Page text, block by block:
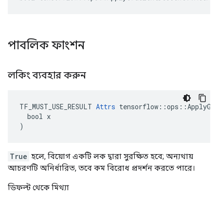
পাবলিক ফাংশন
লকিং ব্যবহার করুন
TF_MUST_USE_RESULT Attrs
  bool x
)
True হলে, বিয়োগ একটি লক দ্বারা সুরক্ষিত হবে; অন্যথায়
আচরণটি অনির্ধারিত, তবে কম বিরোধ প্রদর্শন করতে পারে।
ডিফল্ট থেকে মিথ্যা